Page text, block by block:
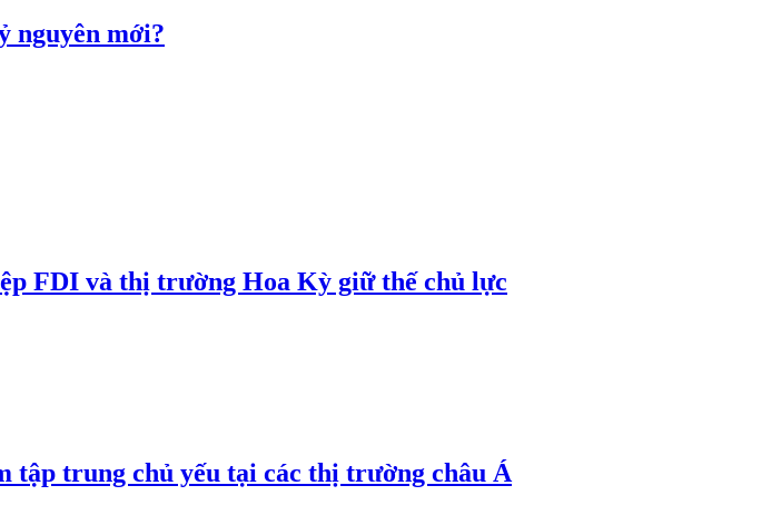
nguyên mới?
FDI và thị trường Hoa Kỳ giữ thế chủ lực
tập trung chủ yếu tại các thị trường châu Á